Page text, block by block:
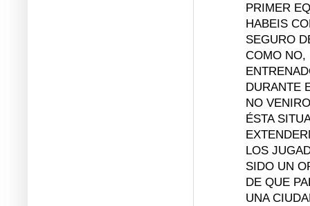
PRIMER
HABEIS
SEGURO
COMO NO,
DURANTE
NO
ÉSTA
LOS
SIDO UN
DE QUE
UNA